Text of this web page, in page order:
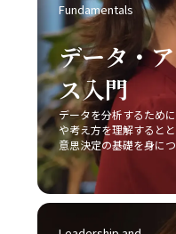
的に、「ビジネスにお
ける本質は、発信者が
を正確に理解するとい
ためには、日々の実務
あり、自らのコミュニ
とが、結果として組織
のです。自分自身の成
共有が促進されること
果が確実に向上するで
に向けた心構えと今後の展望 レッドオーシャ
実践するためには、単
実際のビジネス現場で
られます。まず、自社
の戦略が最も有効であ
た、顧客のニーズや市
して柔軟な戦略の見直
変動し続けており、今
のではないため、レッ
に革新と挑戦の姿勢を維
AIやIoT、さらにはブロ
進展が加速することで
みられます。しかし、
雑音や不要な割り込み
る工夫は、業務効率の
設定し、進捗状況を明
成度を視覚化し、モチ
す。また、締切を2段
的に処理し、プロジェ
有効な手段と言えるで
過度な厳しさを課さな
勢を持つことも、先延
ば、多少のミスや失敗
学びとすることで、行
ます。さらに、周囲の
Fundamentals
データ・
ス入門
データを分析するため
や考え方を理解すると
意思決定の基礎を身に